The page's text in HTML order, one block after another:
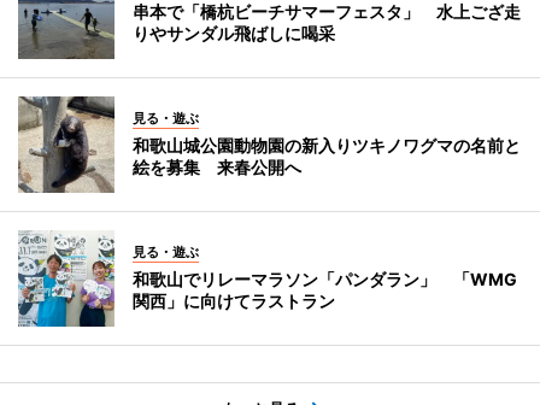
串本で「橋杭ビーチサマーフェスタ」 水上ござ走
りやサンダル飛ばしに喝采
見る・遊ぶ
和歌山城公園動物園の新入りツキノワグマの名前と
絵を募集 来春公開へ
見る・遊ぶ
和歌山でリレーマラソン「パンダラン」 「WMG
関西」に向けてラストラン